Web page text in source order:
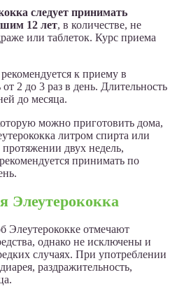
следует принимать
12 лет, в количестве, не
или таблеток. Курс приема
к приему в
2 до 3 раз в день. Длительность
до месяца.
можно приготовить дома,
литром спирта или
двух недель,
принимать по
Элеутерококка
Элеутерококке отмечают
однако не исключены и
случаях. При употреблении
раздражительность,